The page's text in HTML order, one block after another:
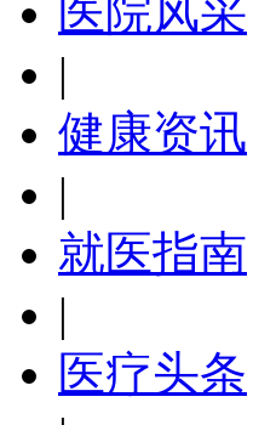
医院风采
|
健康资讯
|
就医指南
|
医疗头条